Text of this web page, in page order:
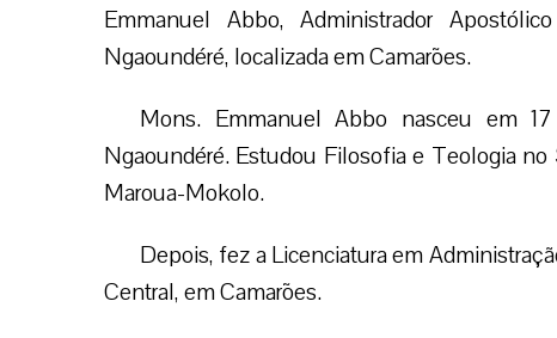
Emmanuel Abbo, Administrador
Ngaoundéré, localizada em Camarões.
Mons. Emmanuel Abbo nasceu em
Ngaoundéré. Estudou Filosofia e Teologia
Maroua-Mokolo.
Depois, fez a Licenciatura em
Central, em Camarões.